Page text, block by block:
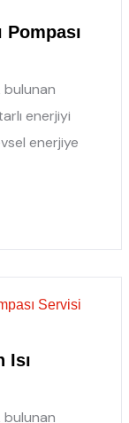
Pompası
bulunan
enerjiyi
enerjiye
Isı
bulunan